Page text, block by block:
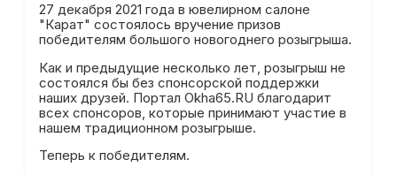
27 декабря 2021 года в ювелирном салоне
"Карат" состоялось вручение призов
победителям большого новогоднего розыгрыша.
Как и предыдущие несколько лет, розыгрыш не
состоялся бы без спонсорской поддержки
наших друзей. Портал Okha65.RU благодарит
всех спонсоров, которые принимают участие в
нашем традиционном розыгрыше.
Теперь к победителям.